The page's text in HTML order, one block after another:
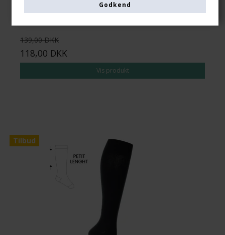
139,00 DKK
118,00 DKK
Vis produkt
Tilbud
Godkend